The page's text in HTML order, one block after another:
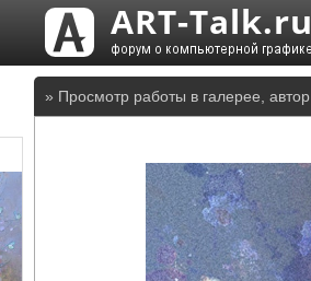
» Просмотр работы в галерее, автор